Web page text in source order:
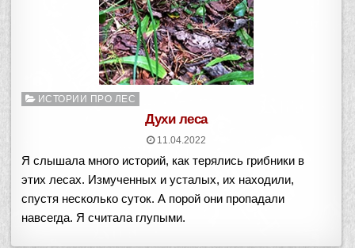
Опубликовано
ИСТОРИИ ПРО ЛЕС
Духи леса
11.04.2022
Я слышала много историй, как терялись грибники в
этих лесах. Измученных и усталых, их находили,
спустя несколько суток. А порой они пропадали
навсегда. Я считала глупыми.